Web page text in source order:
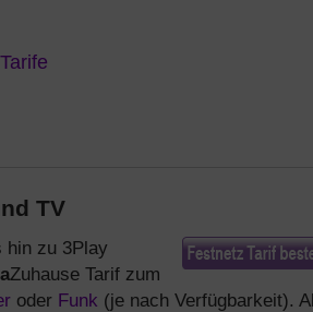
TV
hin zu 3Play
Zuhause Tarif zum
oder Funk (je nach Verfügbarkeit).